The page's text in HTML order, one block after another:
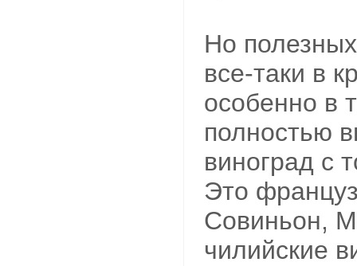
Но
все-таки в
особенно в
полностью
виноград с
Это
Совиньон,
чилийские